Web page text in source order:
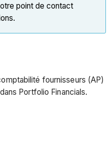
point de contact
fournisseurs (AP)
Portfolio Financials.